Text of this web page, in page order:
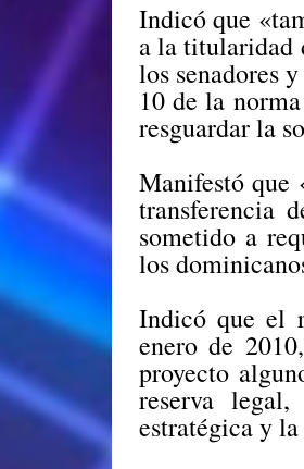
Indicó que
a la titularidad
los senadores
10 de la
resguardar la
Manifestó que
transferencia
sometido a
los
Indicó que el
enero de
proyecto
reserva
estratégica y